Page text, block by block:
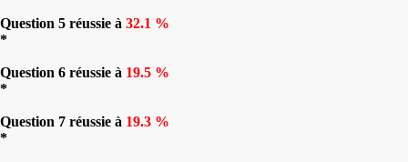
Question 5 réussie à 32.1 %
*
Question 6 réussie à 19.5 %
*
Question 7 réussie à 19.3 %
*